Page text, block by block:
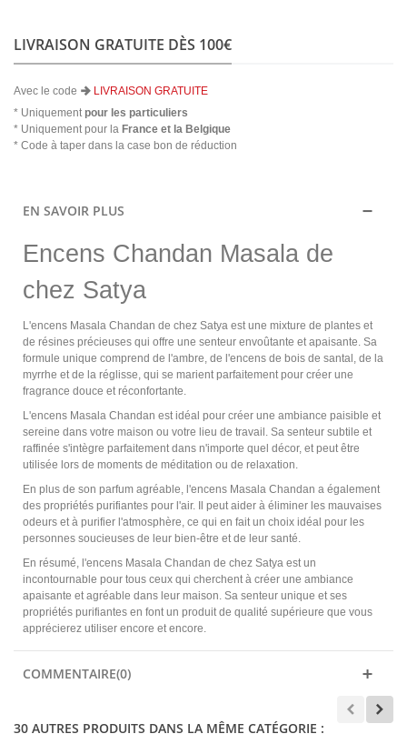
LIVRAISON GRATUITE DÈS 100€
Avec le code
LIVRAISON GRATUITE
* Uniquementpour les particuliers
* Uniquement pour la France et la Belgique
* Code à taper dans la case bon de réduction
EN SAVOIR PLUS
Encens Chandan Masala de
chez Satya
L'encens Masala Chandan de chez Satya est une mixture de plantes et
de résines précieuses qui offre une senteur envoûtante et apaisante. Sa
formule unique comprend de l'ambre, de l'encens de bois de santal, de la
myrrhe et de la réglisse, qui se marient parfaitement pour créer une
fragrance douce et réconfortante.
L'encens Masala Chandan est idéal pour créer une ambiance paisible et
sereine dans votre maison ou votre lieu de travail. Sa senteur subtile et
raffinée s'intègre parfaitement dans n'importe quel décor, et peut être
utilisée lors de moments de méditation ou de relaxation.
En plus de son parfum agréable, l'encens Masala Chandan a également
des propriétés purifiantes pour l'air. Il peut aider à éliminer les mauvaises
odeurs et à purifier l'atmosphère, ce qui en fait un choix idéal pour les
personnes soucieuses de leur bien-être et de leur santé.
En résumé, l'encens Masala Chandan de chez Satya est un
incontournable pour tous ceux qui cherchent à créer une ambiance
apaisante et agréable dans leur maison. Sa senteur unique et ses
propriétés purifiantes en font un produit de qualité supérieure que vous
apprécierez utiliser encore et encore.
COMMENTAIRE(0)
30 AUTRES PRODUITS DANS LA MÊME CATÉGORIE :